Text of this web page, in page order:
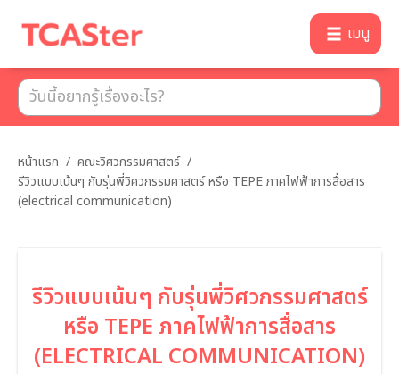
เมนู
หน้าแรก / คณะวิศวกรรมศาสตร์ /
รีวิวแบบเน้นๆ กับรุ่นพี่วิศวกรรมศาสตร์ หรือ TEPE ภาคไฟฟ้าการสื่อสาร
(electrical communication)
รีวิวแบบเน้นๆ กับรุ่นพี่วิศวกรรมศาสตร์
หรือ TEPE ภาคไฟฟ้าการสื่อสาร
(ELECTRICAL COMMUNICATION)